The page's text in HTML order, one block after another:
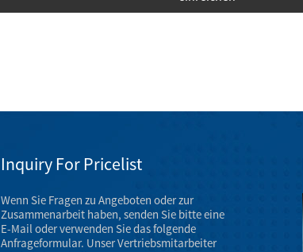
Inquiry For Pricelist
Wenn Sie Fragen zu Angeboten oder zur
Zusammenarbeit haben, senden Sie bitte eine
E-Mail oder verwenden Sie das folgende
Anfrageformular. Unser Vertriebsmitarbeiter
Ausstellung für Keramikmaschinenteile im März 2023
Die Jahrestagung der AAOS 2023 findet vom 7. bis 11.
März 2023 im Venetian Convention & Expo Center in
Las Vegas statt.